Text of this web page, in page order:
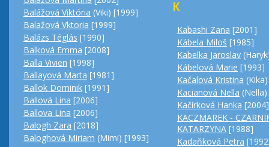
Balážová Viktória (Viki) [1999]
Balažová Vktoria [1999]
Balázs Téglás [1990]
Balková Emma [2008]
Balla Vivien [1998]
Ballayová Marta [1981]
Ballok Dominik [1991]
Ballová Lina [2006]
Ballova Lina [2006]
Balogh Zara [2018]
Baloghová Miriam (Mimi) [1993]
K
Kabashi Zana [2001]
Kábela Miloš [1985]
Kabelka Jaroslav
Kábelová Marie [1993]
Kačalová Kristina
Kacianová Nella
Kačírková Hanka [2004]
KACZMAREK -
KATARZYNA [1988]
Kadaňková Petra